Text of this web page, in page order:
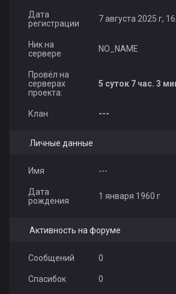
Дата
регистрации
7 августа 2025 г,
Ник на
сервере
NO_NAME
Провёл на
серверах
проекта:
5 суток 7 час. 3
Клан ---
Личные данные
Имя ---
Дата
рождения
1 января 1960 г
Активность на форуме
Сообщений 0
Спасибок 0